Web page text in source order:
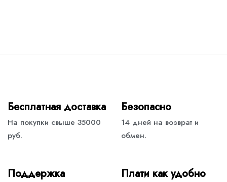
Бесплатная доставка
На покупки свыше 35000
руб.
Безопасно
14 дней на возврат и
обмен.
Поддержка Плати как удобно